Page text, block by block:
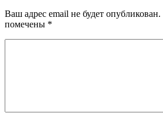
Ваш адрес email не будет опубликован.
помечены *